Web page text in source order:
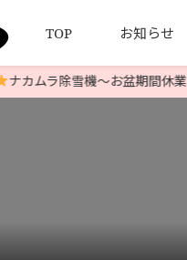
TOP お知らせ
中古除雪機
発送について
バシーポリシー
ムラ除雪機〜お盆期間休業日〜